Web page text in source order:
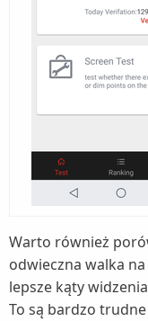
Warto również
odwieczna walka
lepsze kąty
To są bardzo